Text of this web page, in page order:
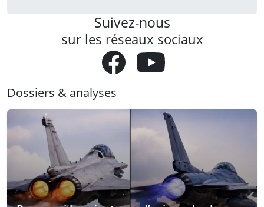
Suivez-nous
sur les réseaux sociaux
Dossiers & analyses